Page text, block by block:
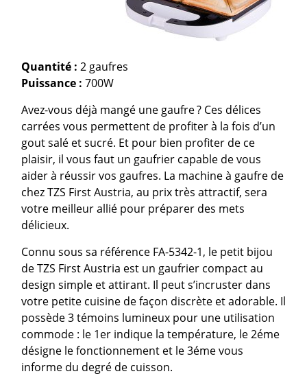
Quantité : 2 gaufres
Puissance : 700W
Avez-vous déjà mangé une gaufre ? Ces délices
carrées vous permettent de profiter à la fois d’un
gout salé et sucré. Et pour bien profiter de ce
plaisir, il vous faut un gaufrier capable de vous
aider à réussir vos gaufres. La machine à gaufre de
chez TZS First Austria, au prix très attractif, sera
votre meilleur allié pour préparer des mets
délicieux.
Connu sous sa référence FA-5342-1, le petit bijou
de TZS First Austria est un gaufrier compact au
design simple et attirant. Il peut s’incruster dans
votre petite cuisine de façon discrète et adorable. Il
possède 3 témoins lumineux pour une utilisation
commode : le 1er indique la température, le 2éme
désigne le fonctionnement et le 3éme vous
informe du degré de cuisson.